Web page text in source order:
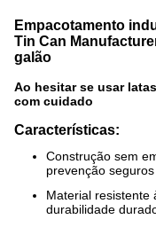
Empacotamento
Tin Can
galão
Ao hesitar se usar
com cuidado
Características:
Construção sem
prevenção
Material resistente
durabilidade